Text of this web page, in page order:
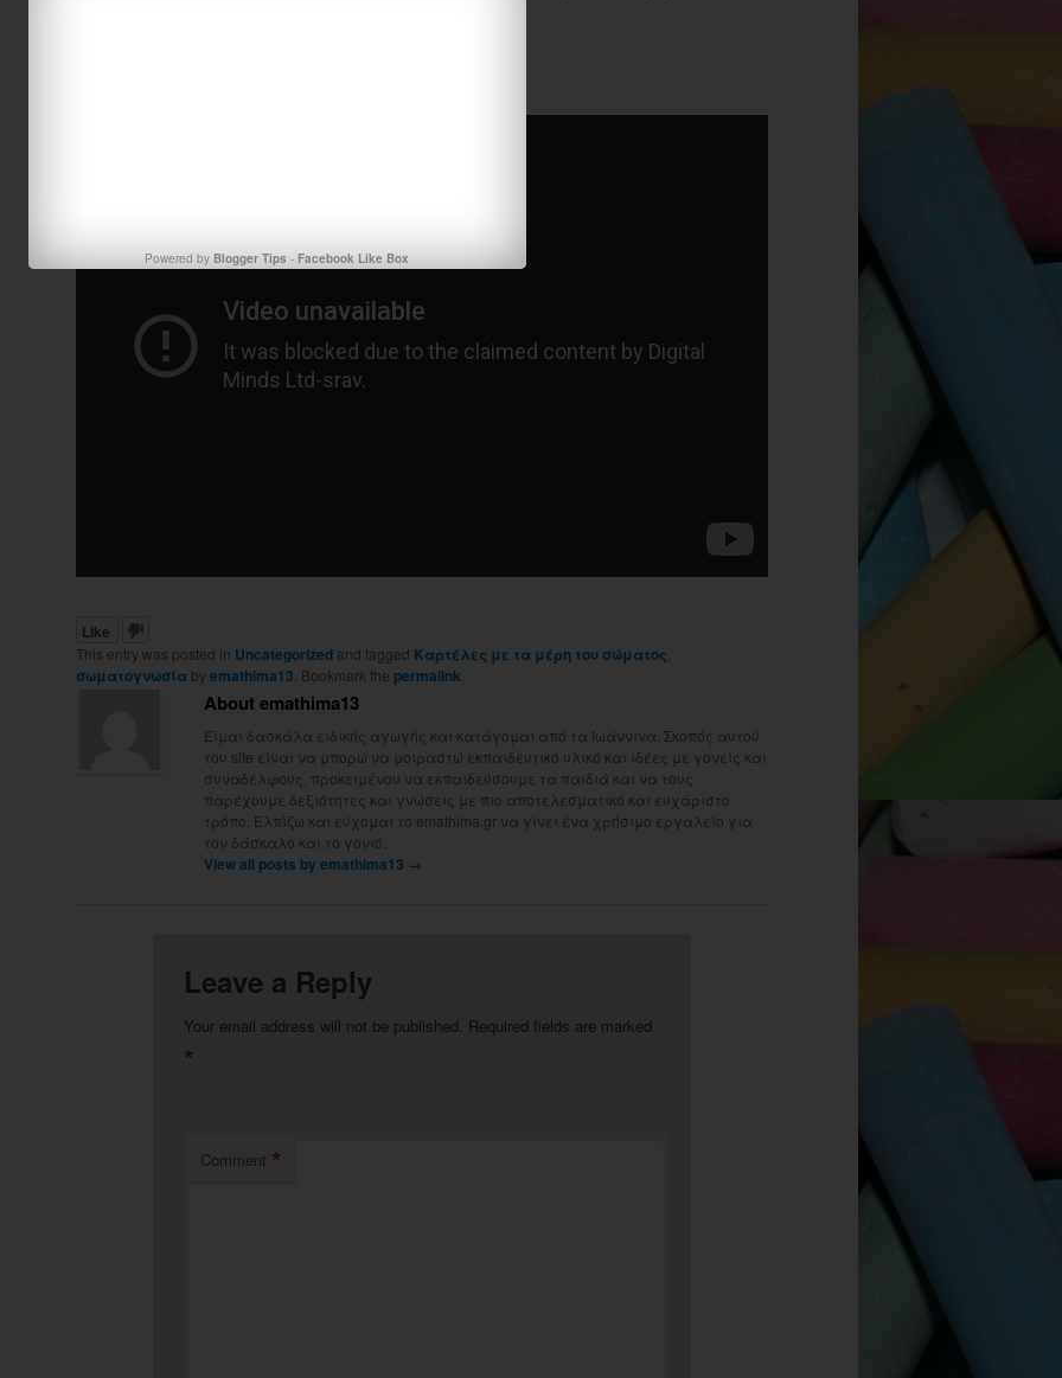
Like
This entry was posted in Uncategorized and tagged Καρτέλες με τα μέρη του σώματος
σωματογνωσία by emathima13 . Bookmark the permalink
About emathima13
Είμαι δασκάλα ειδικής αγωγής και κατάγομαι από τα Ιωάννινα. Σκοπός αυτού
του site είναι να μπορώ να μοιραστώ εκπαιδευτικό υλικό και ιδέες με γονείς και
συναδέλφους, προκειμένου να εκπαιδεύσουμε τα παιδιά και να τους
παρέχουμε δεξιότητες και γνώσεις με πιο αποτελεσματικό και ευχάριστο
τρόπο. Ελπίζω και εύχομαι το emathima.gr να γίνει ένα χρήσιμο εργαλείο για
τον δάσκαλο και το γονιό.
View all posts by emathima13 →
Leave a Reply
Your email address will not be published. Required fields are marked
*
Comment *
Powered byBlogger Tips -Facebook Like Box